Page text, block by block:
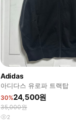
Adidas
아디다스 유로파 트랙탑
30%24,500원
35,000원
2